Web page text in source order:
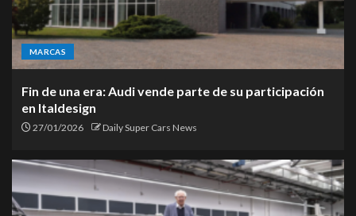
MARCAS
Fin de una era: Audi vende parte de su participación
en Italdesign
27/01/2026 Daily Super Cars News